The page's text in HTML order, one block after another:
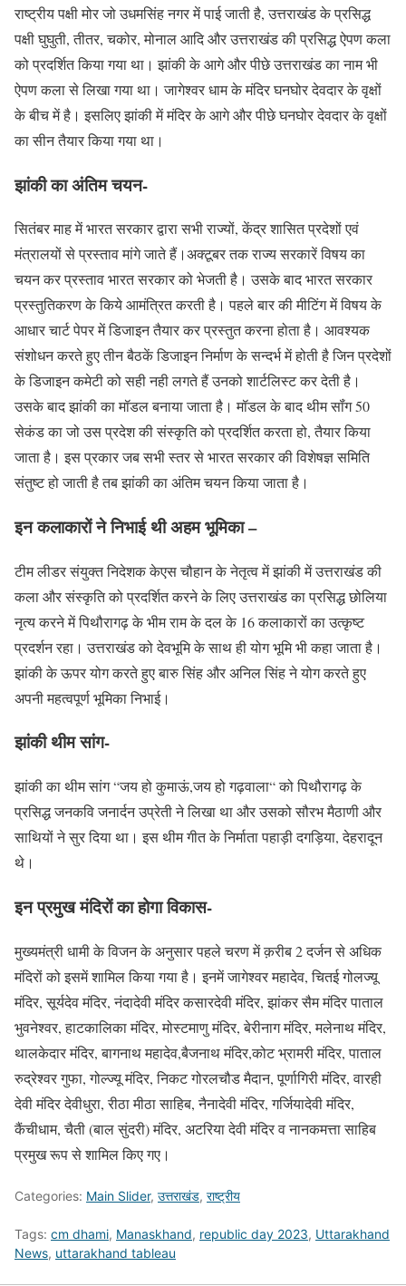
राष्ट्रीय पक्षी मोर जो उधमसिंह नगर में पाई जाती है, उत्तराखंड के प्रसिद्ध
पक्षी घुघुती, तीतर, चकोर, मोनाल आदि और उत्तराखंड की प्रसिद्ध ऐपण कला
को प्रदर्शित किया गया था। झांकी के आगे और पीछे उत्तराखंड का नाम भी
ऐपण कला से लिखा गया था। जागेश्वर धाम के मंदिर घनघोर देवदार के वृक्षों
के बीच में है। इसलिए झांकी में मंदिर के आगे और पीछे घनघोर देवदार के वृक्षों
का सीन तैयार किया गया था।
झांकी का अंतिम चयन-
सितंबर माह में भारत सरकार द्वारा सभी राज्यों, केंद्र शासित प्रदेशों एवं
मंत्रालयों से प्रस्ताव मांगे जाते हैं।अक्टूबर तक राज्य सरकारें विषय का
चयन कर प्रस्ताव भारत सरकार को भेजती है। उसके बाद भारत सरकार
प्रस्तुतिकरण के किये आमंत्रित करती है। पहले बार की मीटिंग में विषय के
आधार चार्ट पेपर में डिजाइन तैयार कर प्रस्तुत करना होता है। आवश्यक
संशोधन करते हुए तीन बैठकें डिजाइन निर्माण के सन्दर्भ में होती है जिन प्रदेशों
के डिजाइन कमेटी को सही नही लगते हैं उनको शार्टलिस्ट कर देती है।
उसके बाद झांकी का मॉडल बनाया जाता है। मॉडल के बाद थीम सॉंग 50
सेकंड का जो उस प्रदेश की संस्कृति को प्रदर्शित करता हो, तैयार किया
जाता है। इस प्रकार जब सभी स्तर से भारत सरकार की विशेषज्ञ समिति
संतुष्ट हो जाती है तब झांकी का अंतिम चयन किया जाता है।
इन कलाकारों ने निभाई थी अहम भूमिका –
टीम लीडर संयुक्त निदेशक केएस चौहान के नेतृत्व में झांकी में उत्तराखंड की
कला और संस्कृति को प्रदर्शित करने के लिए उत्तराखंड का प्रसिद्ध छोलिया
नृत्य करने में पिथौरागढ़ के भीम राम के दल के 16 कलाकारों का उत्कृष्ट
प्रदर्शन रहा। उत्तराखंड को देवभूमि के साथ ही योग भूमि भी कहा जाता है।
झांकी के ऊपर योग करते हुए बारु सिंह और अनिल सिंह ने योग करते हुए
अपनी महत्वपूर्ण भूमिका निभाई।
झांकी थीम सांग-
झांकी का थीम सांग “जय हो कुमाऊं,जय हो गढ़वाला“ को पिथौरागढ़ के
प्रसिद्ध जनकवि जनार्दन उप्रेती ने लिखा था और उसको सौरभ मैठाणी और
साथियों ने सुर दिया था। इस थीम गीत के निर्माता पहाड़ी दगड़िया, देहरादून
थे।
इन प्रमुख मंदिरों का होगा विकास-
मुख्यमंत्री धामी के विजन के अनुसार पहले चरण में क़रीब 2 दर्जन से अधिक
मंदिरों को इसमें शामिल किया गया है। इनमें जागेश्वर महादेव, चितई गोलज्यू
मंदिर, सूर्यदेव मंदिर, नंदादेवी मंदिर कसारदेवी मंदिर, झांकर सैम मंदिर पाताल
भुवनेश्वर, हाटकालिका मंदिर, मोस्टमाणु मंदिर, बेरीनाग मंदिर, मलेनाथ मंदिर,
थालकेदार मंदिर, बागनाथ महादेव,बैजनाथ मंदिर,कोट भ्रामरी मंदिर, पाताल
रुद्रेश्वर गुफा, गोल्ज्यू मंदिर, निकट गोरलचौड मैदान, पूर्णागिरी मंदिर, वारही
देवी मंदिर देवीधुरा, रीठा मीठा साहिब, नैनादेवी मंदिर, गर्जियादेवी मंदिर,
कैंचीधाम, चैती (बाल सुंदरी) मंदिर, अटरिया देवी मंदिर व नानकमत्ता साहिब
प्रमुख रूप से शामिल किए गए।
Categories: Main Slider, उत्तराखंड, राष्ट्रीय
Tags: cm dhami, Manaskhand, republic day 2023, Uttarakhand
News, uttarakhand tableau